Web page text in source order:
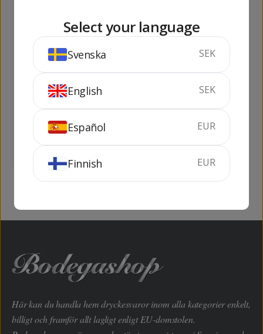
Armagnac Gelas
40%
SLUTSÅLD
Armagnac Croix de
Här kan du handla hem dryckesvaror inom alla kategorier enkelt,
billigt och framför allt lagligt enligt EU-domstolen.
Select your language
Svenska SEK
English SEK
Español EUR
Finnish EUR